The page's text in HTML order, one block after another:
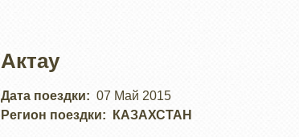
Актау
Дата поездки
07 Май 2015
Регион поездки
КАЗАХСТАН